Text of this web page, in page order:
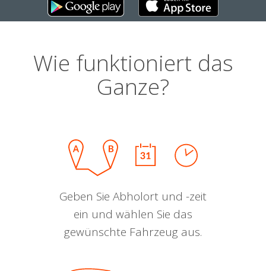
Wie funktioniert das
Ganze?
Geben Sie Abholort und -zeit
ein und wählen Sie das
gewünschte Fahrzeug aus.